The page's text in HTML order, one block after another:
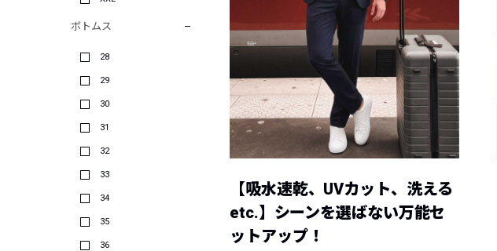
ボトムス
28
29
30
31
32
33
34
35
36
【吸水速乾、UVカット、洗える
etc.】シーンを選ばない万能セ
ットアップ！